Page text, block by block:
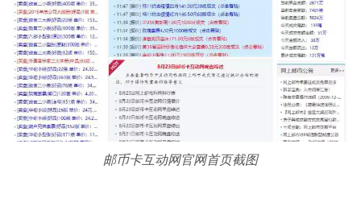
邮币卡互动网官网首页截图